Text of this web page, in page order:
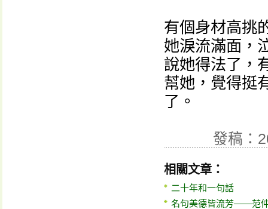
有個身材高挑
她淚流滿面，
說她得法了，
幫她，覺得挺
了。
發稿：
相關文章：
二十年和一句話
名句美德皆流芳——范